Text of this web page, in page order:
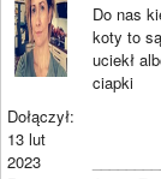
Dołączył:
13 lut
2023
Do nas
koty to
uciekł
ciapki